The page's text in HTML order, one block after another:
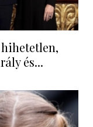
és...